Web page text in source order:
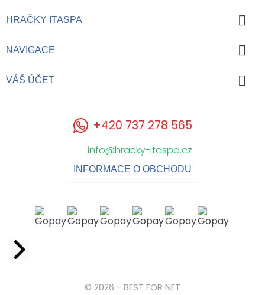
HRAČKY ITASPA 
NAVIGACE 
VÁŠ ÚČET 
+420 737 278 565
info@hracky-itaspa.cz
INFORMACE O OBCHODU
© 2026 - BEST FOR NET